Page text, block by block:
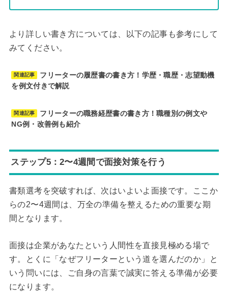
より詳しい書き方については、以下の記事も参考にして
みてください。
関連記事
フリーターの履歴書の書き方！学歴・職歴・志望動機
を例文付きで解説
関連記事
フリーターの職務経歴書の書き方！職種別の例文や
NG例・改善例も紹介
ステップ5：2〜4週間で面接対策を行う
書類選考を突破すれば、次はいよいよ面接です。ここか
らの2〜4週間は、万全の準備を整えるための重要な期
間となります。
面接は企業があなたという人間性を直接見極める場で
す。とくに「なぜフリーターという道を選んだのか」と
いう問いには、ご自身の言葉で誠実に答える準備が必要
になります。